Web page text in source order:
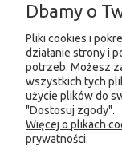
KONTAKT
Dbamy o
Pliki cookies i
działanie strony i
potrzeb. Możesz
wszystkich tych
użycie plików do
"Dostosuj zgody".
Więcej o plikach
prywatności.